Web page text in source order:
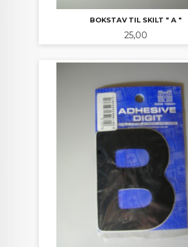
BOKSTAV TIL SKILT " A "
Pris
25,00